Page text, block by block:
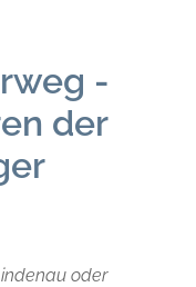
-
der
oder